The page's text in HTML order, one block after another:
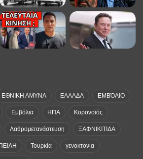
ΕΘΝΙΚΗ ΑΜΥΝΑ ΕΛΛΑΔΑ ΕΜΒΌΛΙΟ
Εμβόλια ΗΠΑ Κορονοϊός
Λαθρομετανάστευση ΞΑΦΝΙΚΙΤΙΔΑ
Τουρκία γενοκτονία